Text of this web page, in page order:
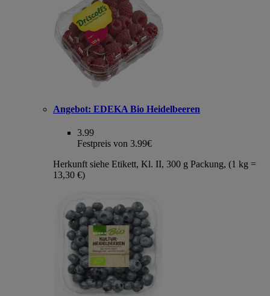
Angebot: EDEKA Bio Heidelbeeren
3.99
Festpreis von 3.99€
Herkunft siehe Etikett, Kl. II, 300 g Packung, (1 kg =
13,30 €)